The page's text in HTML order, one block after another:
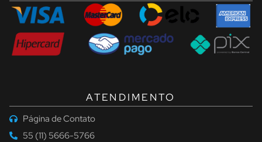
ATENDIMENTO
Página de Contato
55 (11) 5666-5766